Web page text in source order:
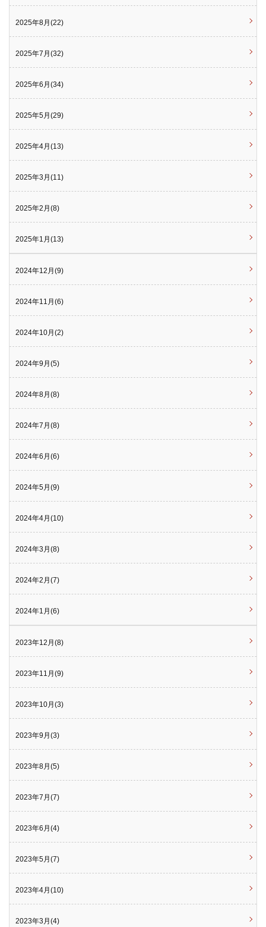
2025年8月(22)
2025年7月(32)
2025年6月(34)
2025年5月(29)
2025年4月(13)
2025年3月(11)
2025年2月(8)
2025年1月(13)
2024年12月(9)
2024年11月(6)
2024年10月(2)
2024年9月(5)
2024年8月(8)
2024年7月(8)
2024年6月(6)
2024年5月(9)
2024年4月(10)
2024年3月(8)
2024年2月(7)
2024年1月(6)
2023年12月(8)
2023年11月(9)
2023年10月(3)
2023年9月(3)
2023年8月(5)
2023年7月(7)
2023年6月(4)
2023年5月(7)
2023年4月(10)
2023年3月(4)